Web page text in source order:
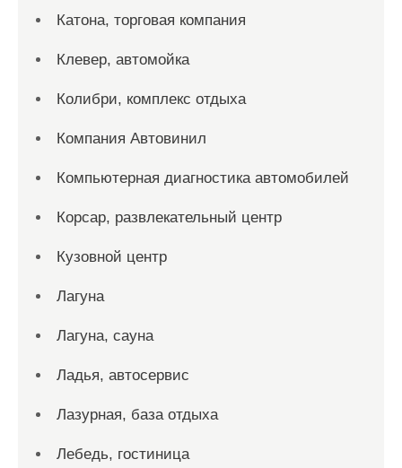
Катона, торговая компания
Клевер, автомойка
Колибри, комплекс отдыха
Компания Автовинил
Компьютерная диагностика автомобилей
Корсар, развлекательный центр
Кузовной центр
Лагуна
Лагуна, сауна
Ладья, автосервис
Лазурная, база отдыха
Лебедь, гостиница